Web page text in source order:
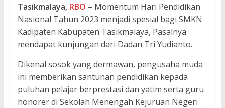
Tasikmalaya, RBO – Momentum Hari Pendidikan
Nasional Tahun 2023 menjadi spesial bagi SMKN
Kadipaten Kabupaten Tasikmalaya, Pasalnya
mendapat kunjungan dari Dadan Tri Yudianto.
Dikenal sosok yang dermawan, pengusaha muda
ini memberikan santunan pendidikan kepada
puluhan pelajar berprestasi dan yatim serta guru
honorer di Sekolah Menengah Kejuruan Negeri